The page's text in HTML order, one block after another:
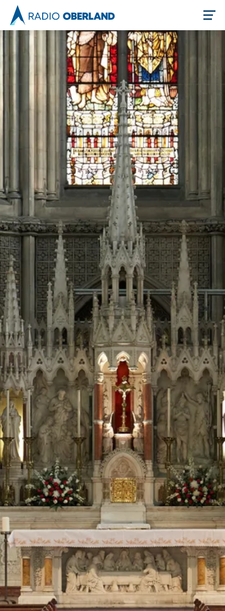
Jetzt live hören
Newsreader
Stellenangebote
Unternehmen
Das geheime Geräusch
Wandern
Fotobox
Amphibienschutz
Team
Programm
Service
Nachgehört
Podcast
Newsletter
Zeit fürs Oberland
Handwerker